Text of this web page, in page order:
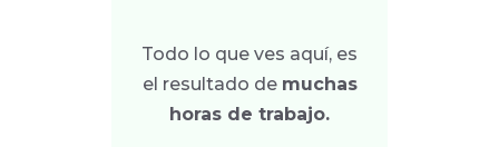
Todo lo que ves aquí, es
el resultado de muchas
horas de trabajo.